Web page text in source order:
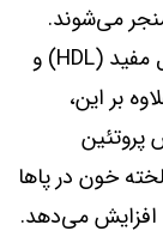
می‌شوند.
همچنین، عدم تحرک باعث کاهش کلسترول مفید (HDL) و
بر این،
پروتئین
خون در پاها
افزایش می‌دهد.